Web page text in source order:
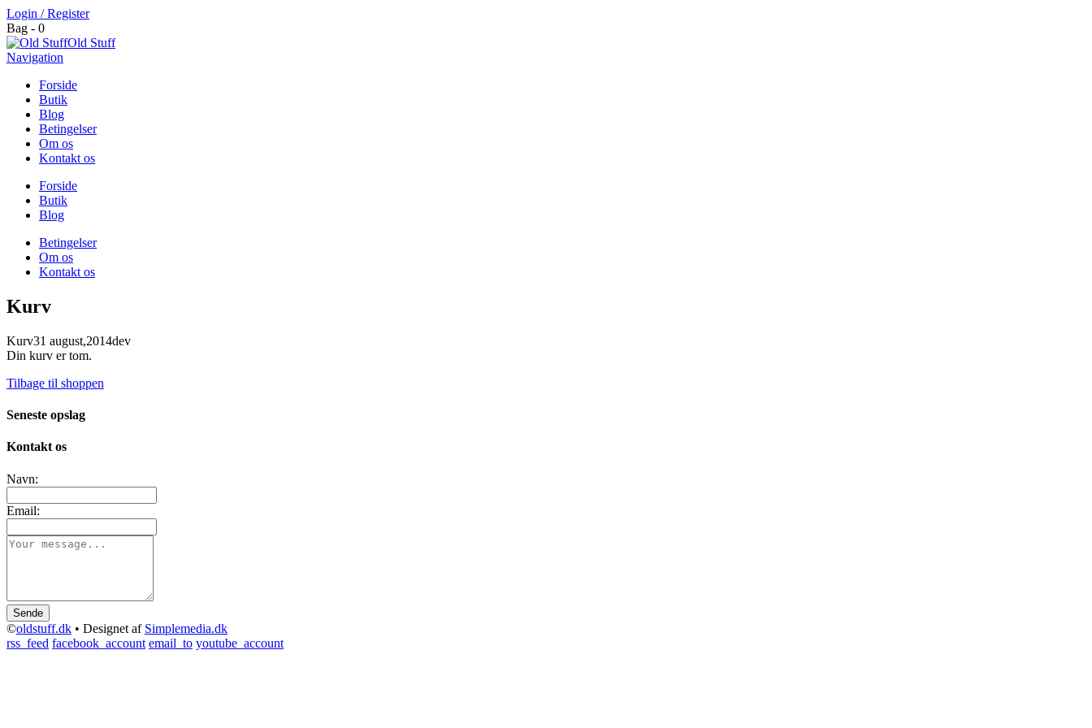
Login / Register
Bag - 0
Old Stuff
Navigation
Forside
Butik
Blog
Betingelser
Om os
Kontakt os
Forside
Butik
Blog
Betingelser
Om os
Kontakt os
Kurv
Kurv31 august,2014dev
Din kurv er tom.
Tilbage til shoppen
Seneste opslag
Kontakt os
Navn:
Email:
Sende
©oldstuff.dk • Designet af Simplemedia.dk
rss_feed facebook_account email_to youtube_account